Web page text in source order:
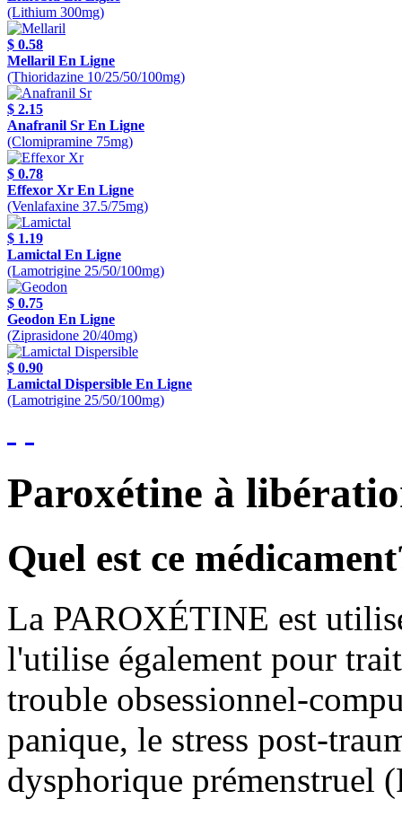
(Lithium 300mg)
$ 0.58
Mellaril En Ligne
(Thioridazine 10/25/50/100mg)
$ 2.15
Anafranil Sr En Ligne
(Clomipramine 75mg)
$ 0.78
Effexor Xr En Ligne
(Venlafaxine 37.5/75mg)
$ 1.19
Lamictal En Ligne
(Lamotrigine 25/50/100mg)
$ 0.75
Geodon En Ligne
(Ziprasidone 20/40mg)
$ 0.90
Lamictal Dispersible En Ligne
(Lamotrigine 25/50/100mg)
Paroxétine à
Quel est ce
La PAROXÉTINE est
l'utilise également pour
trouble obsessionnel-
panique, le stress post-
dysphorique prémenstruel